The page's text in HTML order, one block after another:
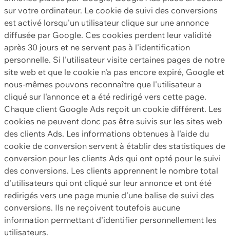
sur votre ordinateur. Le cookie de suivi des conversions
est activé lorsqu'un utilisateur clique sur une annonce
diffusée par Google. Ces cookies perdent leur validité
après 30 jours et ne servent pas à l'identification
personnelle. Si l'utilisateur visite certaines pages de notre
site web et que le cookie n'a pas encore expiré, Google et
nous-mêmes pouvons reconnaître que l'utilisateur a
cliqué sur l'annonce et a été redirigé vers cette page.
Chaque client Google Ads reçoit un cookie différent. Les
cookies ne peuvent donc pas être suivis sur les sites web
des clients Ads. Les informations obtenues à l'aide du
cookie de conversion servent à établir des statistiques de
conversion pour les clients Ads qui ont opté pour le suivi
des conversions. Les clients apprennent le nombre total
d'utilisateurs qui ont cliqué sur leur annonce et ont été
redirigés vers une page munie d'une balise de suivi des
conversions. Ils ne reçoivent toutefois aucune
information permettant d'identifier personnellement les
utilisateurs.